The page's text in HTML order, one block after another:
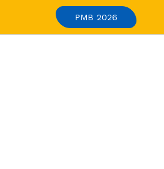
PMB 2026